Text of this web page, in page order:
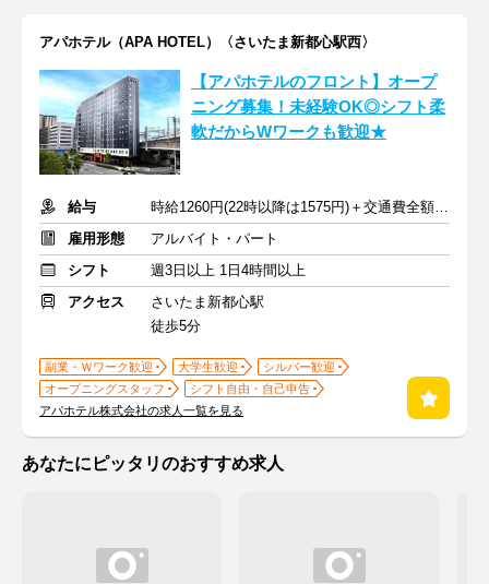
アパホテル（APA HOTEL）〈さいたま新都心駅西〉
【アパホテルのフロント】オープ
ニング募集！未経験OK◎シフト柔
軟だからWワークも歓迎★
給与
時給1260円(22時以降は1575円)＋交通費全額支給
雇用形態
アルバイト・パート
シフト
週3日以上 1日4時間以上
アクセス
さいたま新都心駅
徒歩5分
副業・Ｗワーク歓迎 大学生歓迎
シルバー歓迎
オープニングスタッフ
シフト自由・自己申告
アパホテル株式会社の求人一覧を見る
あなたにピッタリのおすすめ求人